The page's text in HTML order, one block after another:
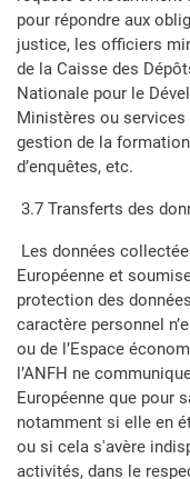
pour répondre aux
justice, les officiers
de la Caisse des
Nationale pour le
Ministères ou services
gestion de la
d’enquêtes, etc.
3.7 Transferts des
Les données
Européenne et
protection des
caractère personnel
ou de l’Espace
l’ANFH ne
Européenne que pour
notamment si elle en
ou si cela s'avère
activités, dans le